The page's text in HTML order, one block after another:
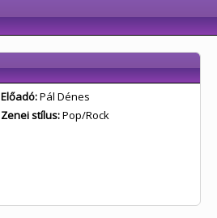
Előadó:Pál Dénes
Zenei stílus:Pop/Rock